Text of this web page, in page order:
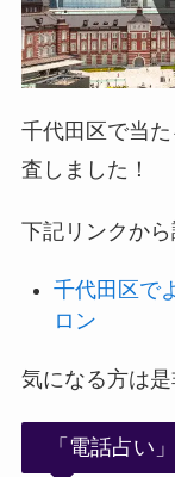
千代田区で当
査しました！
下記リンクから
千代田区で
ロン
気になる方は是
「電話占い